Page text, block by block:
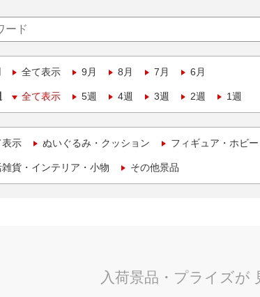
全て表示 9月 8月 7月 6月
全て表示 5週 4週 3週 2週 1週
表示 ぬいぐるみ・クッション フィギュア・ホビー
貨・インテリア・小物 その他景品